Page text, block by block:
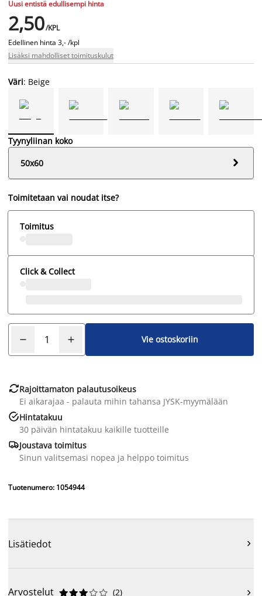
Uusi entistä edullisempi hinta
2,50/KPL
Edellinen hinta 3,- /kpl
Lisäksi mahdolliset toimituskulut
Väri: Beige
Tyynyliinan koko
50x60

Toimitetaan vai noudat itse?
Toimitus
Click & Collect
Vie ostoskoriin
Rajoittamaton palautusoikeus
Ei aikarajaa - palauta mihin tahansa JYSK-myymälään
Hintatakuu
30 päivän hintatakuu kaikille tuotteille
Joustava toimitus
Sinun valitsemasi nopea ja helppo toimitus
Tuotenumero: 1054944
Lisätiedot 
Arvostelut 




 (2) 